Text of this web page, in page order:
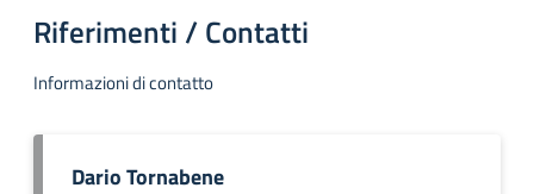
Riferimenti / Contatti
Informazioni di contatto
Dario Tornabene